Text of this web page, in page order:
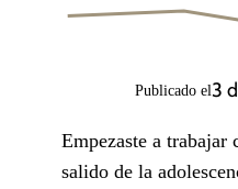
Publicado el3
Empezaste a trabajar
salido de la